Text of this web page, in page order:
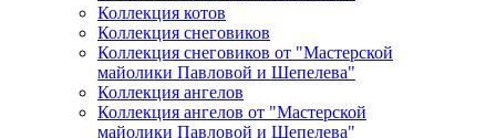
Коллекция котов
Коллекция снеговиков
Коллекция снеговиков от "Мастерской
майолики Павловой и Шепелева"
Коллекция ангелов
Коллекция ангелов от "Мастерской
майолики Павловой и Шепелева"